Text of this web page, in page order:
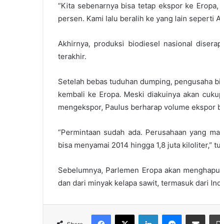
“Kita sebenarnya bisa tetap ekspor ke
persen. Kami lalu beralih ke yang lain seperti
Akhirnya, produksi biodiesel nasional
terakhir.
Setelah bebas tuduhan dumping, pengusaha
kembali ke Eropa. Meski diakuinya akan
mengekspor, Paulus berharap volume ekspor
“Permintaan sudah ada. Perusahaan yang
bisa menyamai 2014 hingga 1,8 juta kiloliter,”
Sebelumnya, Parlemen Eropa akan
dan dari minyak kelapa sawit, termasuk dari